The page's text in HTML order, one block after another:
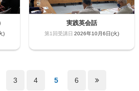
)
実践英会話
2026年10月6日(火)
3 4 5 6